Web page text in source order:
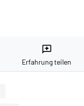
reviews
Erfahrung teilen